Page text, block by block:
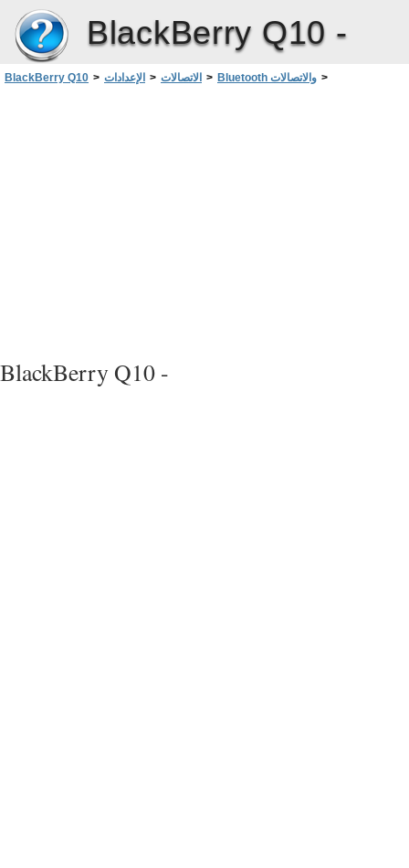
BlackBerry Q10 -
BlackBerry Q10 > الإعدادات > الاتصالات > Bluetooth والاتصالات >
BlackBerry Q10 -